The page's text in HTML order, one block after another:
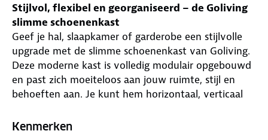
Stijlvol, flexibel en georganiseerd – de Goliving
slimme schoenenkast
Geef je hal, slaapkamer of garderobe een stijlvolle
upgrade met de slimme schoenenkast van Goliving.
Deze moderne kast is volledig modulair opgebouwd
en past zich moeiteloos aan jouw ruimte, stijl en
behoeften aan. Je kunt hem horizontaal, verticaal
wordt zo een strak onderdeel van je interieur.
Kenmerken